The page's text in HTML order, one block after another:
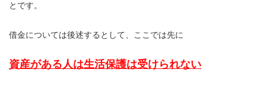
とです。
借金については後述するとして、ここでは先に
資産がある人は生活保護は受けられない